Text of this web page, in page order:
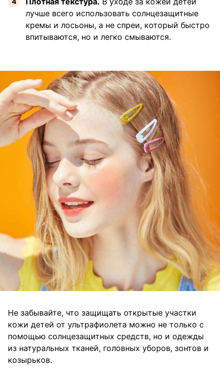
лучше всего использовать солнцезащитные
кремы и лосьоны, а не спреи, который быстро
впитываются, но и легко смываются.
Не забывайте, что защищать открытые участки
кожи детей от ультрафиолета можно не только с
помощью солнцезащитных средств, но и одежды
из натуральных тканей, головных уборов, зонтов и
козырьков.